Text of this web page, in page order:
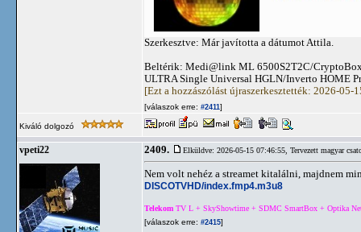
Szerkesztve: Már javította a dátumot Attila.
Beltérik: Medi@link ML 6500S2T2C/
ULTRA Single Universal HGLN/Inverto HOME
[Ezt a hozzászólást újraszerkesztették: 2026-05-
[válaszok erre: #2411]
Kiváló dolgozó
vpeti22 2409. Elküldve: 2026-05-15 07:46:55, Tervezett magyar
Nem volt nehéz a streamet kitalálni, majdnem
DISCOTVHD/index.fmp4.m3u8
Telekom TV L + SkyShowtime + SDMC SmartBox + Optika
[válaszok erre: #2415]